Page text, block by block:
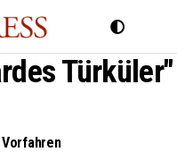
Türküler"